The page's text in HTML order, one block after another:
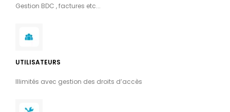
Gestion BDC , factures etc...
UTILISATEURS
Illimités avec gestion des droits d’accès